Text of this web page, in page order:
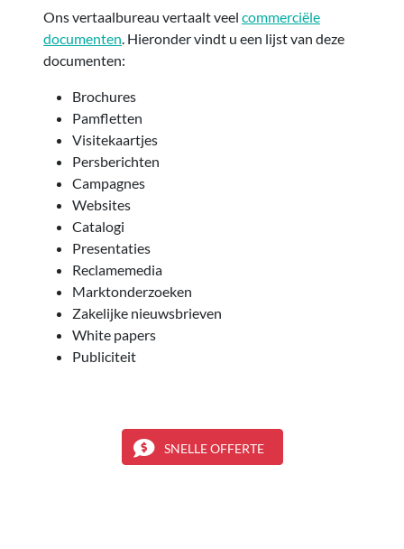
Ons vertaalbureau vertaalt veel commerciële
documenten. Hieronder vindt u een lijst van deze
documenten:
Brochures
Pamfletten
Visitekaartjes
Persberichten
Campagnes
Websites
Catalogi
Presentaties
Reclamemedia
Marktonderzoeken
Zakelijke nieuwsbrieven
White papers
Publiciteit
SNELLE OFFERTE